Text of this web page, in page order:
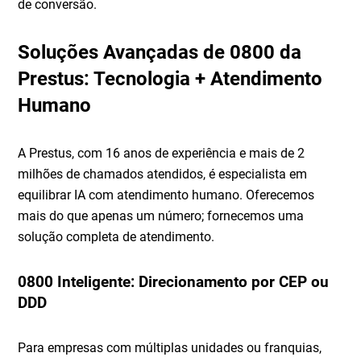
de conversão.
Soluções Avançadas de 0800 da
Prestus: Tecnologia + Atendimento
Humano
A Prestus, com 16 anos de experiência e mais de 2
milhões de chamados atendidos, é especialista em
equilibrar IA com atendimento humano. Oferecemos
mais do que apenas um número; fornecemos uma
solução completa de atendimento.
0800 Inteligente: Direcionamento por CEP ou
DDD
Para empresas com múltiplas unidades ou franquias,